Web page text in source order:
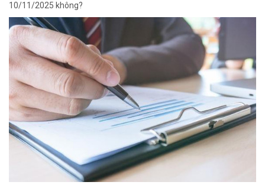
10/11/2025 không?